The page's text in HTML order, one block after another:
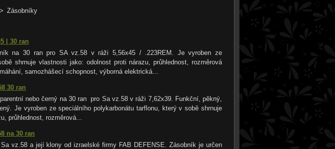
> Zásobníky
| 30 ran
na 30 ran pro SA vz.58 v ráži 5,56x45 / .223REM. Je vyroben ze
shrnuje vlastnosti jako: odolnost proti nárazu, průhlednost, rozměrová
samozhášecí schopnost, výborná elektrická...
30 ran
nebo černý na 30 ran pro Sa vz.58 v ráži 7,62x39. Funkční, pěkný,
Je vyroben ze speciálního polykarbonátu tarflonu, který v sobě shrnuje
průhlednost, rozměrová...
na 30 ran
vz.58 a její klony od izraelské firmy FAB DEFENSE. Zásobník je určen